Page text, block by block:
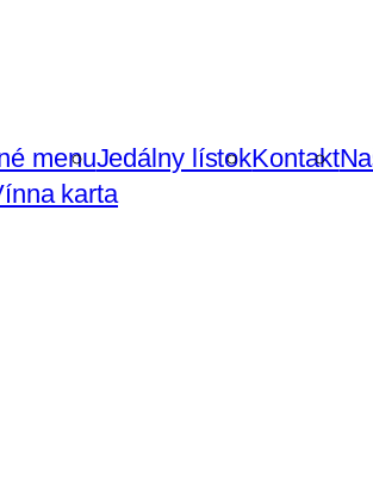
menuJedálny lístokKontakt
karta